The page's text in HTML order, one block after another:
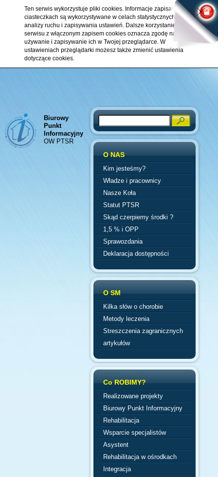
Ten serwis wykorzystuje pliki cookies. Informacje zapisane w
ciasteczkach są wykorzystywane w celach statystycznych,
analizy ruchu i zapisywania ustawień. Dalsze korzystanie z
serwisu z włączonym zapisem cookies oznacza zgodę na ich
używanie i zapisywanie ich w Twojej przeglądarce. W
ustawieniach przeglądarki możesz także zmienić ustawienia
dotyczące cookies.
Biurowy
Punkt
Informacyjny
OW PTSR
Search
O NAS
Kim jesteśmy?
Władze i pracownicy
Nasze Koła
Statut PTSR
Skąd czerpiemy środki ?
1,5 % i OPP
Sprawozdania
Deklaracja dostępności
O SM
Kilka słów o chorobie
Metody leczenia
Streszczenia zagranicznych
artykułów
Co ROBIMY?
Realizowane projekty
Biurowy Punkt Informacyjny
Rehabilitacja
Wsparcie specjalistów
Asystent
Rehabilitacja w ośrodkach
Integracja